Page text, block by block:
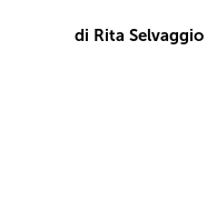
di Rita Selvaggio